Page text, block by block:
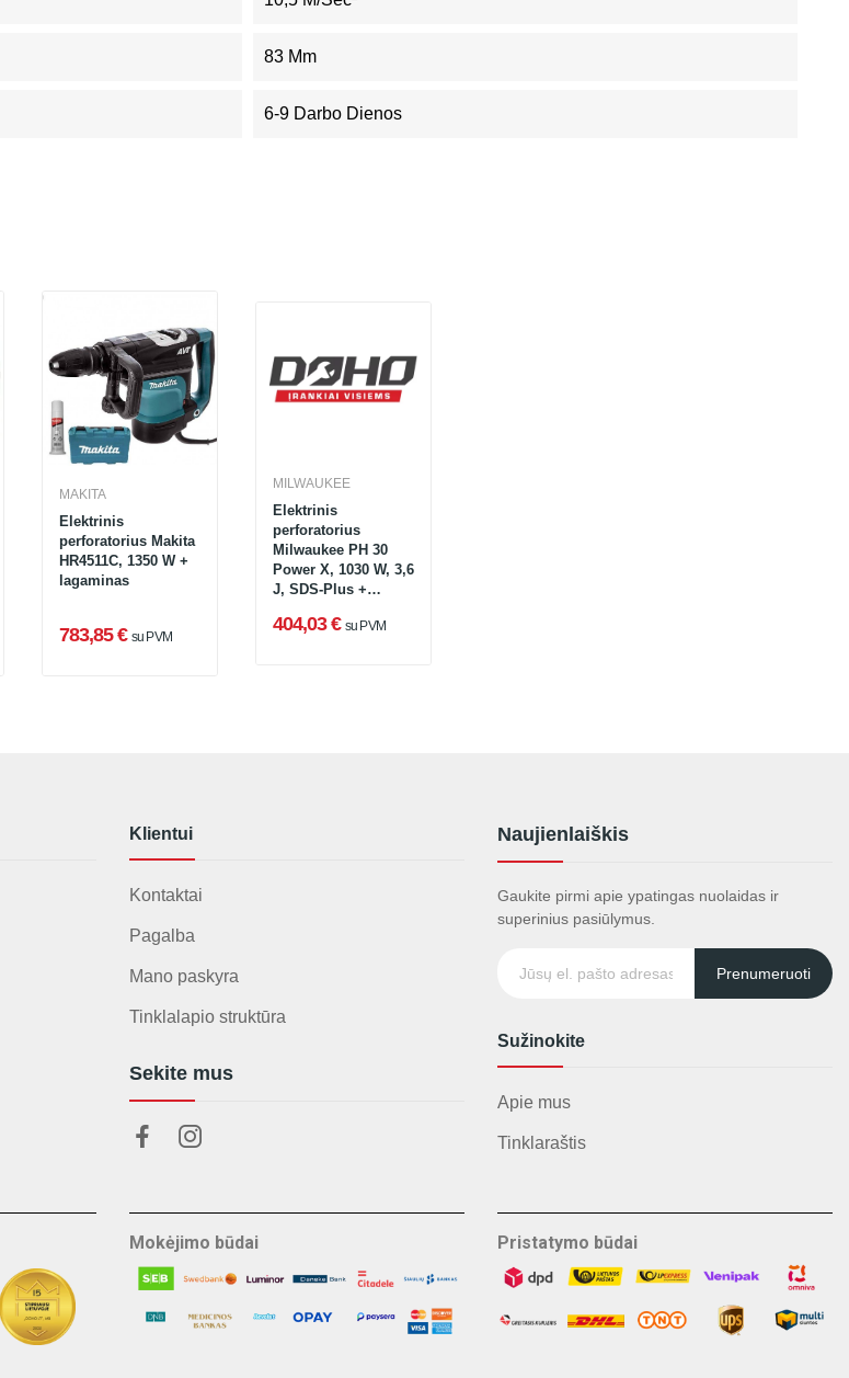
83 Mm
6-9 Darbo Dienos
MAKITA
Elektrinis
perforatorius Makita
HR4511C, 1350 W +
lagaminas
783,85 € su PVM
MILWAUKEE
Elektrinis
perforatorius
Milwaukee PH 30
Power X, 1030 W, 3,6
J, SDS-Plus +
404,03 € su PVM
Klientui
Kontaktai
Pagalba
Mano paskyra
Tinklalapio struktūra
Sekite mus
Naujienlaiškis
Gaukite pirmi apie ypatingas nuolaidas ir
superinius pasiūlymus.
Prenumeruoti
Sužinokite
Apie mus
Tinklaraštis
Mokėjimo būdai Pristatymo būdai